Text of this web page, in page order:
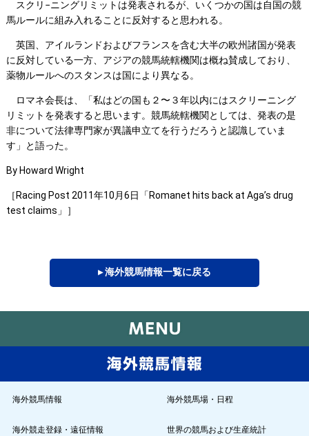
スクリ−ニングリミットは発表されるが、いくつかの国は自国の競
馬ルールに組み入れることに反対すると思われる。
英国、アイルランドおよびフランスを含む大半の欧州諸国が発表
に反対している一方、アジアの競馬統轄機関は概ね賛成しており、
薬物ルールへのスタンスは国により異なる。
ロマネ会長は、「私はどの国も２〜３年以内にはスクリーニング
リミットを発表すると思います。競馬統轄機関としては、発表の是
非について法律専門家が異議申立てを行うだろうと認識していま
す」と語った。
By Howard Wright
［Racing Post 2011年10月6日「Romanet hits back at Aga’s drug
test claims」］
▸ 海外競馬情報一覧に戻る
海外競馬情報 海外競馬場・日程
海外競走登録・遠征情報 世界の競馬および生産統計